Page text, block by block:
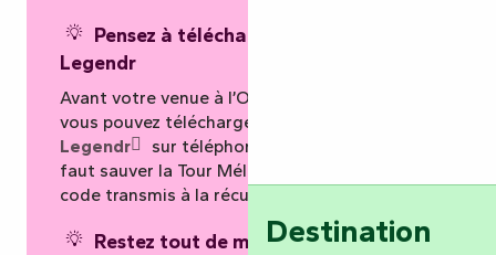
Destination
Pensez à télécharger l’application
Legendr
Avant votre venue à l’Office de Tourisme,
vous pouvez télécharger l’
Legendr
sur téléphone. L’accès à la VR « Il
faut sauver la Tour Mélusine » se fera via un
code transmis à la récupération de votre kit.
Restez tout de même connectés à la